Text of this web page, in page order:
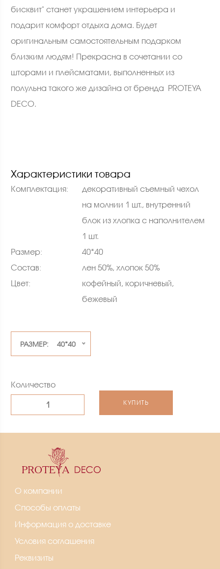
бисквит" станет украшением интерьера и
подарит комфорт отдыха дома. Будет
оригинальным самостоятельным подарком
близким людям! Прекрасна в сочетании со
шторами и плейсматами, выполненных из
полульна такого же дизайна от бренда PROTEYA
DECO.
Характеристики товара
Комплектация:
декоративный съемный чехол
на молнии 1 шт., внутренний
блок из хлопка с наполнителем
1 шт.
Размер:
40*40
Состав:
лен 50%, хлопок 50%
Цвет:
кофейный, коричневый,
бежевый
РАЗМЕР: 40*40
Количество
КУПИТЬ
О компании
Способы оплаты
Информация о доставке
Условия соглашения
Реквизиты